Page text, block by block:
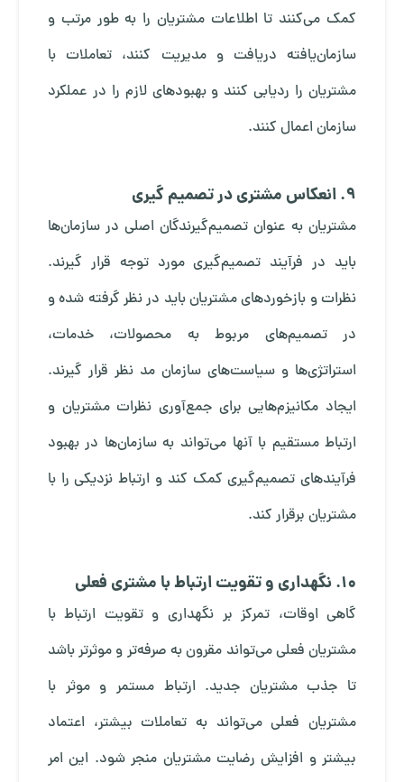
کمک می‌کنند تا اطلاعات مشتریان را به طور مرتب و
سازمان‌یافته دریافت و مدیریت کنند، تعاملات با
مشتریان را ردیابی کنند و بهبودهای لازم را در عملکرد
سازمان اعمال کنند.
9. انعکاس مشتری در تصمیم گیری
مشتریان به عنوان تصمیم‌گیرندگان اصلی در سازمان‌ها
باید در فرآیند تصمیم‌گیری مورد توجه قرار گیرند.
نظرات و بازخوردهای مشتریان باید در نظر گرفته شده و
در تصمیم‌های مربوط به محصولات، خدمات،
استراتژی‌ها و سیاست‌های سازمان مد نظر قرار گیرند.
ایجاد مکانیزم‌هایی برای جمع‌آوری نظرات مشتریان و
ارتباط مستقیم با آنها می‌تواند به سازمان‌ها در بهبود
فرآیندهای تصمیم‌گیری کمک کند و ارتباط نزدیکی را با
مشتریان برقرار کند.
10. نگهداری و تقویت ارتباط با مشتری فعلی
گاهی اوقات، تمرکز بر نگهداری و تقویت ارتباط با
مشتریان فعلی می‌تواند مقرون به صرفه‌تر و موثرتر باشد
تا جذب مشتریان جدید. ارتباط مستمر و موثر با
مشتریان فعلی می‌تواند به تعاملات بیشتر، اعتماد
بیشتر و افزایش رضایت مشتریان منجر شود. این امر